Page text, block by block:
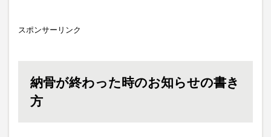
スポンサーリンク
納骨が終わった時のお知らせの書き
方